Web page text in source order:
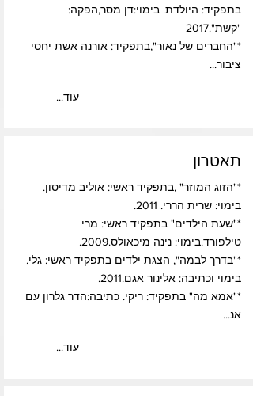
בתפקיד: היולדת. בימוי:דן מסר,הפקה:
"קשת".2017
*"החברים של נאור",בתפקיד: אורנה אשת יחסי
ציבור...
...עוד
תאטרון
*"הזוג המוזר" ,בתפקיד ראשי: אוליב מדיסון.
בימוי: שרית הררי. 2011.
*"שעת הילדים" בתפקיד ראשי: מרי
טילפורד.בימוי: נינה מיכאולס.2009.
*"בדרך לבמה", הצגת ילדים בתפקיד ראשי: גלי.
בימוי וכתיבה: אלינור אגם.2011.
*"אמא מה" בתפקיד: ריקי. כתיבה:הדר גלרון עם
אנ...
...עוד